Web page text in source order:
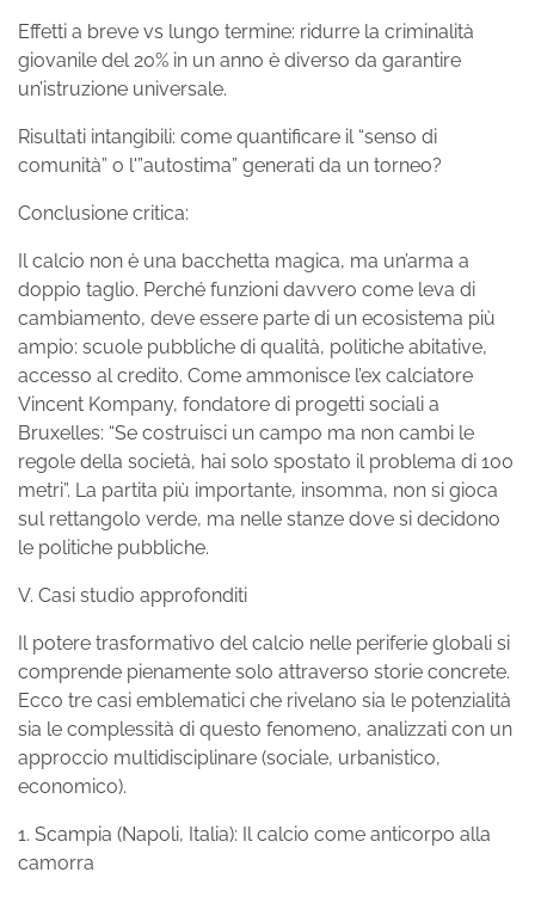
Effetti a breve vs lungo termine: ridurre la criminalità
giovanile del 20% in un anno è diverso da garantire
un’istruzione universale.
Risultati intangibili: come quantificare il “senso di
comunità” o l'”autostima” generati da un torneo?
Conclusione critica:
Il calcio non è una bacchetta magica, ma un’arma a
doppio taglio. Perché funzioni davvero come leva di
cambiamento, deve essere parte di un ecosistema più
ampio: scuole pubbliche di qualità, politiche abitative,
accesso al credito. Come ammonisce l’ex calciatore
Vincent Kompany, fondatore di progetti sociali a
Bruxelles: “Se costruisci un campo ma non cambi le
regole della società, hai solo spostato il problema di 100
metri”. La partita più importante, insomma, non si gioca
sul rettangolo verde, ma nelle stanze dove si decidono
le politiche pubbliche.
V. Casi studio approfonditi
Il potere trasformativo del calcio nelle periferie globali si
comprende pienamente solo attraverso storie concrete.
Ecco tre casi emblematici che rivelano sia le potenzialità
sia le complessità di questo fenomeno, analizzati con un
approccio multidisciplinare (sociale, urbanistico,
economico).
1. Scampia (Napoli, Italia): Il calcio come anticorpo alla
camorra